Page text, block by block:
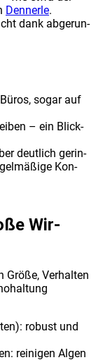
Den­ner­le.
dank abge­run­
sogar auf
– ein Blick­
deut­lich gerin­
Kon­
Wir­
Ver­hal­ten
robust und
rei­ni­gen Algen